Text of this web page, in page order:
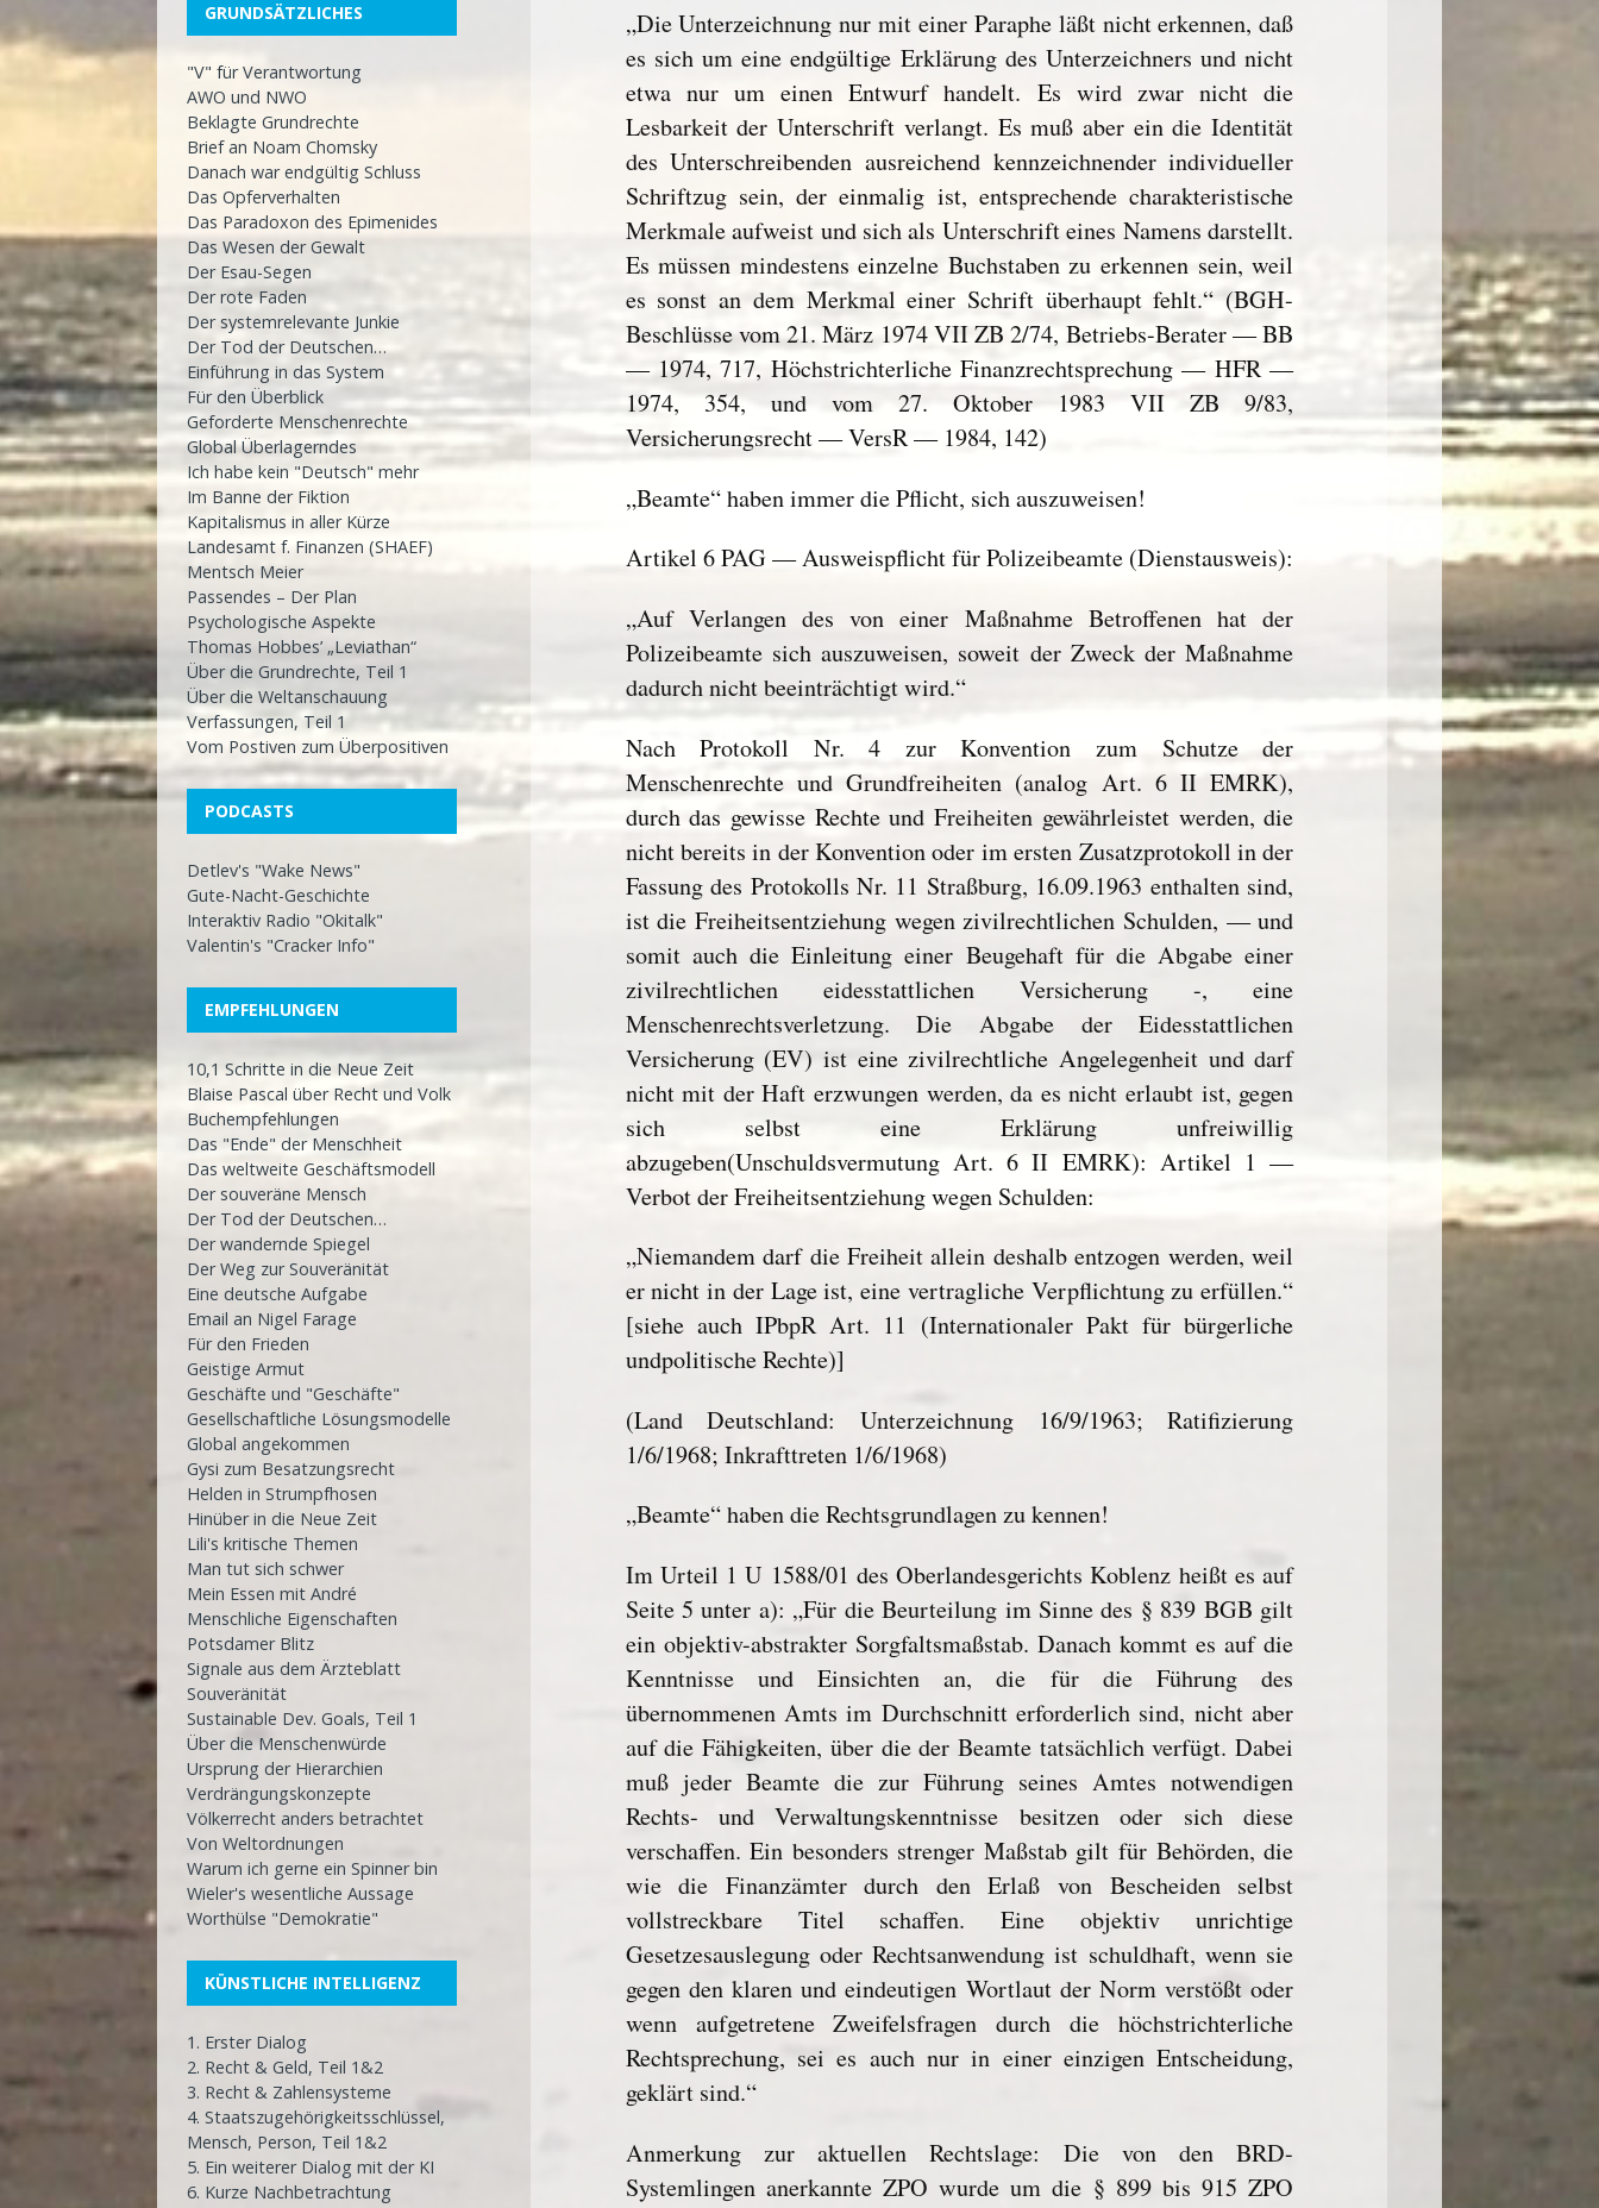
„Die Unterzeichnung nur mit einer Paraphe läßt nicht erkennen, daß
es sich um eine endgültige Erklärung des Unterzeichners und nicht
etwa nur um einen Entwurf handelt. Es wird zwar nicht die
Lesbarkeit der Unterschrift verlangt. Es muß aber ein die Identität
des Unterschreibenden ausreichend kennzeichnender individueller
Schriftzug sein, der einmalig ist, entsprechende charakteristische
Merkmale aufweist und sich als Unterschrift eines Namens darstellt.
Es müssen mindestens einzelne Buchstaben zu erkennen sein, weil
es sonst an dem Merkmal einer Schrift überhaupt fehlt.“ (BGH-
Beschlüsse vom 21. März 1974 VII ZB 2/74, Betriebs-Berater — BB
— 1974, 717, Höchstrichterliche Finanzrechtsprechung — HFR —
1974, 354, und vom 27. Oktober 1983 VII ZB 9/83,
Versicherungsrecht — VersR — 1984, 142)
„Beamte“ haben immer die Pflicht, sich auszuweisen!
Artikel 6 PAG — Ausweispflicht für Polizeibeamte (Dienstausweis):
„Auf Verlangen des von einer Maßnahme Betroffenen hat der
Polizeibeamte sich auszuweisen, soweit der Zweck der Maßnahme
dadurch nicht beeinträchtigt wird.“
Nach Protokoll Nr. 4 zur Konvention zum Schutze der
Menschenrechte und Grundfreiheiten (analog Art. 6 II EMRK),
durch das gewisse Rechte und Freiheiten gewährleistet werden, die
nicht bereits in der Konvention oder im ersten Zusatzprotokoll in der
Fassung des Protokolls Nr. 11 Straßburg, 16.09.1963 enthalten sind,
ist die Freiheitsentziehung wegen zivilrechtlichen Schulden, — und
somit auch die Einleitung einer Beugehaft für die Abgabe einer
zivilrechtlichen eidesstattlichen Versicherung -, eine
Menschenrechtsverletzung. Die Abgabe der Eidesstattlichen
Versicherung (EV) ist eine zivilrechtliche Angelegenheit und darf
nicht mit der Haft erzwungen werden, da es nicht erlaubt ist, gegen
sich selbst eine Erklärung unfreiwillig
abzugeben(Unschuldsvermutung Art. 6 II EMRK): Artikel 1 —
Verbot der Freiheitsentziehung wegen Schulden:
„Niemandem darf die Freiheit allein deshalb entzogen werden, weil
er nicht in der Lage ist, eine vertragliche Verpflichtung zu erfüllen.“
[siehe auch IPbpR Art. 11 (Internationaler Pakt für bürgerliche
undpolitische Rechte)]
(Land Deutschland: Unterzeichnung 16/9/1963; Ratifizierung
1/6/1968; Inkrafttreten 1/6/1968)
„Beamte“ haben die Rechtsgrundlagen zu kennen!
Im Urteil 1 U 1588/01 des Oberlandesgerichts Koblenz heißt es auf
Seite 5 unter a): „Für die Beurteilung im Sinne des § 839 BGB gilt
ein objektiv-abstrakter Sorgfaltsmaßstab. Danach kommt es auf die
Kenntnisse und Einsichten an, die für die Führung des
übernommenen Amts im Durchschnitt erforderlich sind, nicht aber
auf die Fähigkeiten, über die der Beamte tatsächlich verfügt. Dabei
muß jeder Beamte die zur Führung seines Amtes notwendigen
Rechts- und Verwaltungskenntnisse besitzen oder sich diese
verschaffen. Ein besonders strenger Maßstab gilt für Behörden, die
wie die Finanzämter durch den Erlaß von Bescheiden selbst
vollstreckbare Titel schaffen. Eine objektiv unrichtige
Gesetzesauslegung oder Rechtsanwendung ist schuldhaft, wenn sie
gegen den klaren und eindeutigen Wortlaut der Norm verstößt oder
wenn aufgetretene Zweifelsfragen durch die höchstrichterliche
Rechtsprechung, sei es auch nur in einer einzigen Entscheidung,
geklärt sind.“
Anmerkung zur aktuellen Rechtslage: Die von den BRD-
Systemlingen anerkannte ZPO wurde um die § 899 bis 915 ZPO
GRUNDSÄTZLICHES
"V" für Verantwortung
AWO und NWO
Beklagte Grundrechte
Brief an Noam Chomsky
Danach war endgültig Schluss
Das Opferverhalten
Das Paradoxon des Epimenides
Das Wesen der Gewalt
Der Esau-Segen
Der rote Faden
Der systemrelevante Junkie
Der Tod der Deutschen…
Einführung in das System
Für den Überblick
Geforderte Menschenrechte
Global Überlagerndes
Ich habe kein "Deutsch" mehr
Im Banne der Fiktion
Kapitalismus in aller Kürze
Landesamt f. Finanzen (SHAEF)
Mentsch Meier
Passendes – Der Plan
Psychologische Aspekte
Thomas Hobbes’ „Leviathan“
Über die Grundrechte, Teil 1
Über die Weltanschauung
Verfassungen, Teil 1
Vom Postiven zum Überpositiven
PODCASTS
Detlev's "Wake News"
Gute-Nacht-Geschichte
Interaktiv Radio "Okitalk"
Valentin's "Cracker Info"
EMPFEHLUNGEN
10,1 Schritte in die Neue Zeit
Blaise Pascal über Recht und Volk
Buchempfehlungen
Das "Ende" der Menschheit
Das weltweite Geschäftsmodell
Der souveräne Mensch
Der Tod der Deutschen…
Der wandernde Spiegel
Der Weg zur Souveränität
Eine deutsche Aufgabe
Email an Nigel Farage
Für den Frieden
Geistige Armut
Geschäfte und "Geschäfte"
Gesellschaftliche Lösungsmodelle
Global angekommen
Gysi zum Besatzungsrecht
Helden in Strumpfhosen
Hinüber in die Neue Zeit
Lili's kritische Themen
Man tut sich schwer
Mein Essen mit André
Menschliche Eigenschaften
Potsdamer Blitz
Signale aus dem Ärzteblatt
Souveränität
Sustainable Dev. Goals, Teil 1
Über die Menschenwürde
Ursprung der Hierarchien
Verdrängungskonzepte
Völkerrecht anders betrachtet
Von Weltordnungen
Warum ich gerne ein Spinner bin
Wieler's wesentliche Aussage
Worthülse "Demokratie"
KÜNSTLICHE INTELLIGENZ
1. Erster Dialog
2. Recht & Geld, Teil 1&2
3. Recht & Zahlensysteme
4. Staatszugehörigkeitsschlüssel,
Mensch, Person, Teil 1&2
5. Ein weiterer Dialog mit der KI
6. Kurze Nachbetrachtung